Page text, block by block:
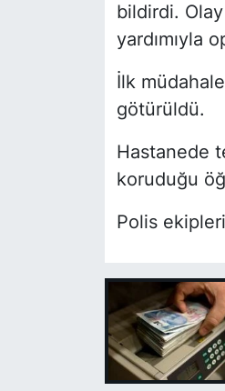
bildirdi.
yardımıyla
İlk
götürüldü.
Hastanede
koruduğu
Polis